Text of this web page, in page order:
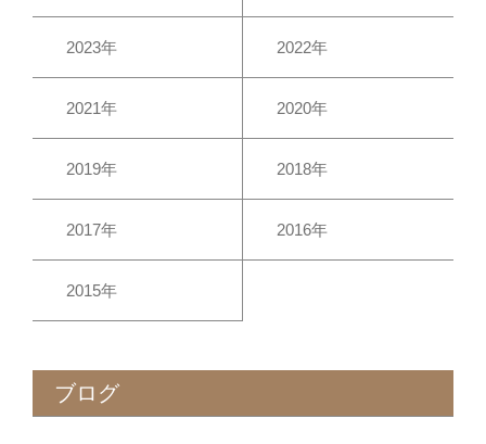
2023年 2022年
2021年 2020年
2019年 2018年
2017年 2016年
2015年
ブログ